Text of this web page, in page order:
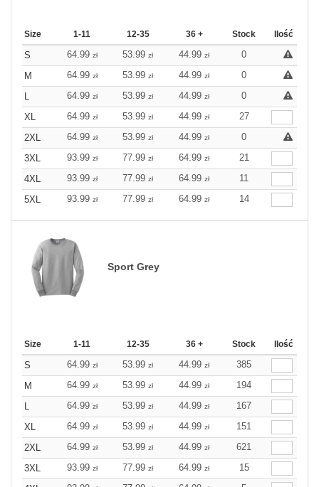
Size 1-11 12-35 36 + Stock Ilość
S 64.99 zł 53.99 zł 44.99 zł
0
M
64.99 zł 53.99 zł 44.99 zł
0
L
64.99 zł 53.99 zł 44.99 zł
0
XL
64.99 zł 53.99 zł 44.99 zł
27
2XL
64.99 zł 53.99 zł 44.99 zł
0
3XL
93.99 zł 77.99 zł 64.99 zł
21
4XL
93.99 zł 77.99 zł 64.99 zł
11
5XL
93.99 zł 77.99 zł 64.99 zł 14
Sport Grey
Size 1-11 12-35 36 + Stock Ilość
S 64.99 zł 53.99 zł 44.99 zł
385
M
64.99 zł 53.99 zł 44.99 zł
194
L
64.99 zł 53.99 zł 44.99 zł
167
XL
64.99 zł 53.99 zł 44.99 zł
151
2XL
64.99 zł 53.99 zł 44.99 zł
621
3XL
93.99 zł 77.99 zł 64.99 zł
15